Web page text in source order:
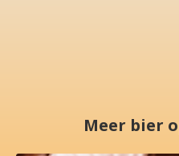
Meer bier